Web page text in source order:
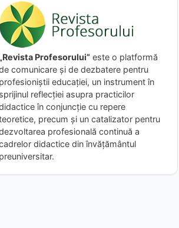
„Revista Profesorului” este o platformă
comunicare și de dezbatere pentru
profesioniștii educației, un instrument în
sprijinul reflecției asupra practicilor
în conjuncție cu repere
precum și un catalizator pentru
profesională continuă a
didactice din învățământul
preuniversitar.